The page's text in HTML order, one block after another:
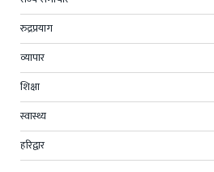
रुद्रप्रयाग
व्यापार
शिक्षा
स्वास्थ्य
हरिद्वार